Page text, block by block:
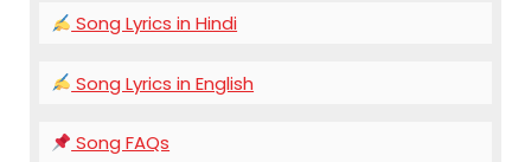
Song Lyrics in Hindi
Song Lyrics in English
Song FAQs